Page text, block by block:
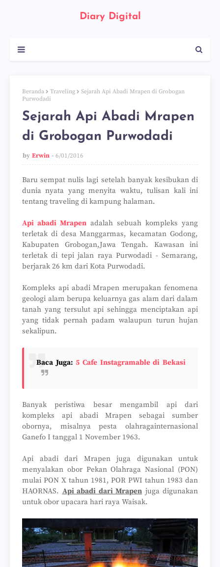
Diary Digital
Beranda Traveling
Sejarah Api Abadi Mrapen di Grobogan
Purwodadi
Sejarah Api Abadi Mrapen
di Grobogan Purwodadi
by Erwin 6/01/2016
Baru sempat nulis lagi setelah banyak kesibukan di
dunia nyata yang menyita waktu, tulisan kali ini
tentang traveling di kampung halaman.
Api abadi Mrapen adalah sebuah kompleks yang
terletak di desa Manggarmas, kecamatan Godong,
Kabupaten Grobogan,Jawa Tengah. Kawasan ini
terletak di tepi jalan raya Purwodadi - Semarang,
berjarak 26 km dari Kota Purwodadi.
Kompleks api abadi Mrapen merupakan fenomena
geologi alam berupa keluarnya gas alam dari dalam
tanah yang tersulut api sehingga menciptakan api
yang tidak pernah padam walaupun turun hujan
sekalipun.
Baca Juga:5 Cafe Instagramable di Bekasi
Banyak peristiwa besar mengambil api dari
kompleks api abadi Mrapen sebagai sumber
obornya, misalnya pesta olahragainternasional
Ganefo I tanggal 1 November 1963.
Api abadi dari Mrapen juga digunakan untuk
menyalakan obor Pekan Olahraga Nasional (PON)
mulai PON X tahun 1981, POR PWI tahun 1983 dan
HAORNAS. Api abadi dari Mrapen juga digunakan
untuk obor upacara hari raya Waisak.